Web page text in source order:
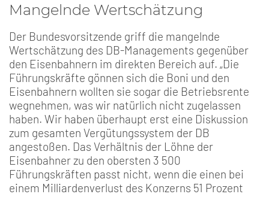
Mangelnde Wertschätzung
Der Bundesvorsitzende griff die mangelnde
Wertschätzung des DB-Managements gegenüber
den Eisenbahnern im direkten Bereich auf. „Die
Führungskräfte gönnen sich die Boni und den
Eisenbahnern wollten sie sogar die Betriebsrente
wegnehmen, was wir natürlich nicht zugelassen
haben. Wir haben überhaupt erst eine Diskussion
zum gesamten Vergütungssystem der DB
angestoßen. Das Verhältnis der Löhne der
Eisenbahner zu den obersten 3 500
Führungskräften passt nicht, wenn die einen bei
einem Milliardenverlust des Konzerns 51 Prozent